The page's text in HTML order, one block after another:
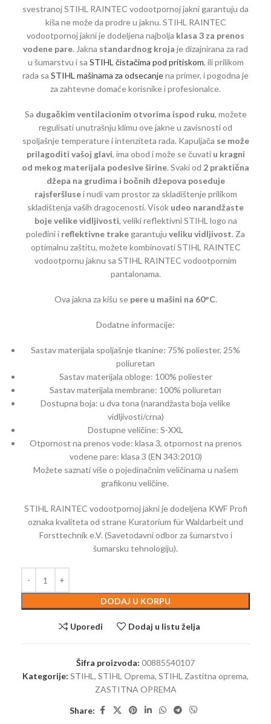
svestranoj STIHL RAINTEC vodootpornoj jakni garantuju da
kiša ne može da prodre u jaknu. STIHL RAINTEC
vodootpornoj jakni je dodeljena najbolja klasa 3 za prenos
vodene pare. Jakna standardnog kroja je dizajnirana za rad
u šumarstvu i sa STIHL čistačima pod pritiskom, ili prilikom
rada sa STIHL mašinama za odsecanjena primer, i pogodna je
za zahtevne domaće korisnike i profesionalce.
Sa dugačkim ventilacionim otvorima ispod ruku, možete
regulisati unutrašnju klimu ove jakne u zavisnosti od
spoljašnje temperature i intenziteta rada. Kapuljača se može
prilagoditi vašoj glavi, ima obod i može se čuvati u kragni
od mekog materijala podesive širine. Svaki od 2 praktična
džepa na grudima i bočnih džepova poseduje
rajsferšlusei nudi vam prostor za skladištenje prilikom
skladištenja vaših dragocenosti. Visok udeo narandžaste
boje velike vidljivosti, veliki reflektivni STIHL logo na
poleđini i reflektivne trake garantuju veliku vidljivost. Za
optimalnu zaštitu, možete kombinovati STIHL RAINTEC
vodootpornu jaknu sa STIHL RAINTEC vodootpornim
pantalonama.
Ova jakna za kišu se pere u mašini na 60°C.
Dodatne informacije:
Sastav materijala spoljašnje tkanine: 75% poliester, 25%
poliuretan
Sastav materijala obloge: 100% poliester
Sastav materijala membrane: 100% poliuretan
Dostupna boja: u dva tona (narandžasta boja velike
vidljivosti/crna)
Dostupne veličine: S-XXL
Otpornost na prenos vode: klasa 3, otpornost na prenos
vodene pare: klasa 3 (EN 343:2010)
Možete saznati više o pojedinačnim veličinama u našem
grafikonu veličine.
STIHL RAINTEC vodootpornoj jakni je dodeljena KWF Profi
oznaka kvaliteta od strane Kuratorium für Waldarbeit und
Forsttechnik e.V. (Savetodavni odbor za šumarstvo i
šumarsku tehnologiju).
DODAJ U KORPU
Uporedi Dodaj u listu želja
Šifra proizvoda: 00885540107
Kategorije: STIHL , STIHL Oprema, STIHL Zastitna oprema,
ZASTITNA OPREMA
Share: